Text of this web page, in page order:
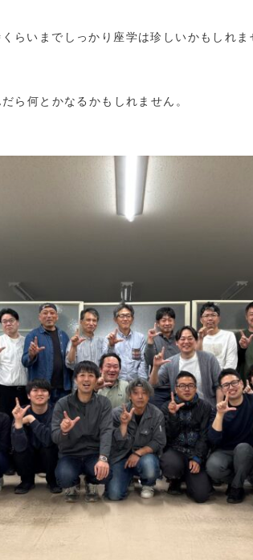
らいまでしっかり座学は珍しいかもしれま
ら何とかなるかもしれません。